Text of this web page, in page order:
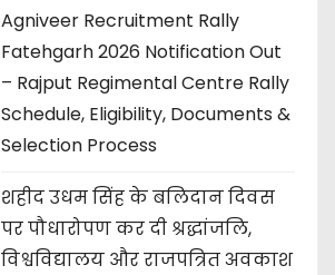
Agniveer Recruitment Rally
Fatehgarh 2026 Notification Out
– Rajput Regimental Centre Rally
Schedule, Eligibility, Documents &
Selection Process
शहीद उधम सिंह के बलिदान दिवस
पर पौधारोपण कर दी श्रद्धांजलि,
विश्वविद्यालय और राजपत्रित अवकाश